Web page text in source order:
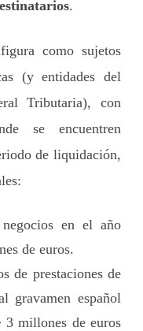
.
como sujetos
(y entidades del
Tributaria), con
se encuentren
de liquidación,
en el año
de euros.
de prestaciones de
gravamen español
millones de euros